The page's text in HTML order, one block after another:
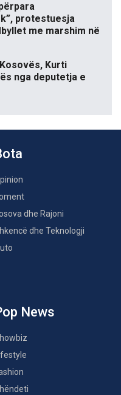
protestuesja
me marshim në
Kurti
nga deputetja e
dhe Rajoni
dhe Teknologji
News